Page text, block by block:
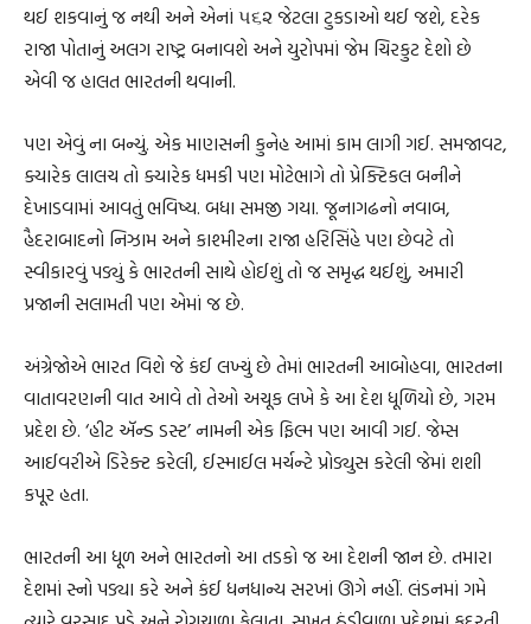
થઈ શકવાનું જ નથી અને એનાં ૫૬૨ જેટલા ટુકડાઓ થઈ જશે, દરેક
રાજા પોતાનું અલગ રાષ્ટ્ર બનાવશે અને યુરોપમાં જેમ ચિરકુટ દેશો છે
એવી જ હાલત ભારતની થવાની.
પણ એવું ના બન્યું. એક માણસની કુનેહ આમાં કામ લાગી ગઈ. સમજાવટ,
ક્યારેક લાલચ તો ક્યારેક ધમકી પણ મોટેભાગે તો પ્રેક્ટિકલ બનીને
દેખાડવામાં આવતું ભવિષ્ય. બધા સમજી ગયા. જૂનાગઢનો નવાબ,
હૈદરાબાદનો નિઝામ અને કાશ્મીરના રાજા હરિસિંહે પણ છેવટે તો
સ્વીકારવું પડ્યું કે ભારતની સાથે હોઈશું તો જ સમૃદ્ધ થઈશું, અમારી
પ્રજાની સલામતી પણ એમાં જ છે.
અંગ્રેજોએ ભારત વિશે જે કંઈ લખ્યું છે તેમાં ભારતની આબોહવા, ભારતના
વાતાવરણની વાત આવે તો તેઓ અચૂક લખે કે આ દેશ ધૂળિયો છે, ગરમ
પ્રદેશ છે. ‘હીટ ઍન્ડ ડસ્ટ’ નામની એક ફિલ્મ પણ આવી ગઈ. જેમ્સ
આઈવરીએ ડિરેક્ટ કરેલી, ઈસ્માઈલ મર્ચન્ટે પ્રોડ્યુસ કરેલી જેમાં શશી
કપૂર હતા.
ભારતની આ ધૂળ અને ભારતનો આ તડકો જ આ દેશની જાન છે. તમારા
દેશમાં સ્નો પડ્યા કરે અને કંઈ ધનધાન્ય સરખાં ઊગે નહીં. લંડનમાં ગમે